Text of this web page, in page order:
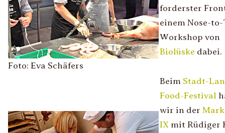
Foto: Eva Schäfers
forderster
einem Nose-
Workshop von
Biolüske dabei.
Beim Stadt-
Food-Festival
wir in der
IX mit Rüdiger